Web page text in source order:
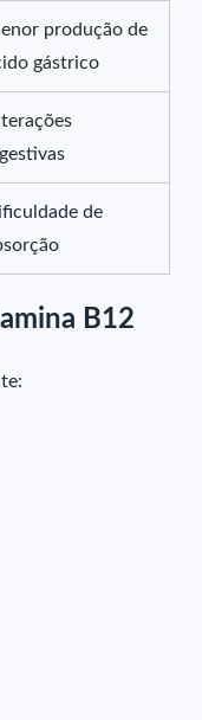
produção de
gástrico
de
B12